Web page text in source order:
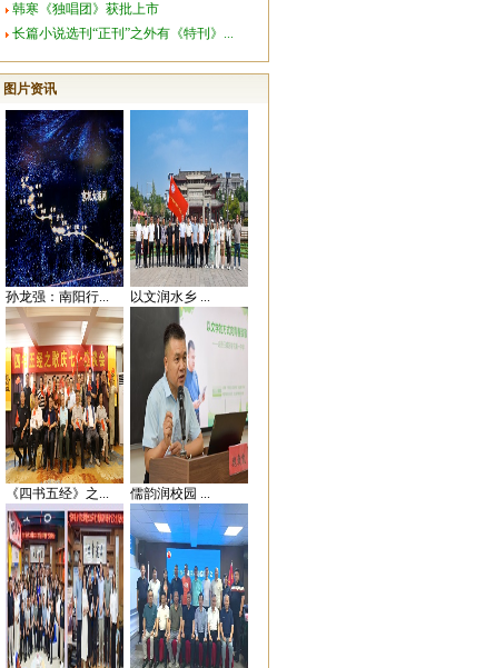
韩寒《独唱团》获批上市
长篇小说选刊“正刊”之外有《特刊》...
图片资讯
孙龙强：南阳行... 以文润水乡 ...
《四书五经》之... 儒韵润校园 ...